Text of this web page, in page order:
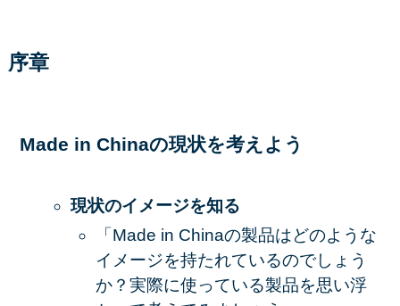
序章
Made in Chinaの現状を考えよう
現状のイメージを知る
「Made in Chinaの製品はどのような
イメージを持たれているのでしょう
か？実際に使っている製品を思い浮